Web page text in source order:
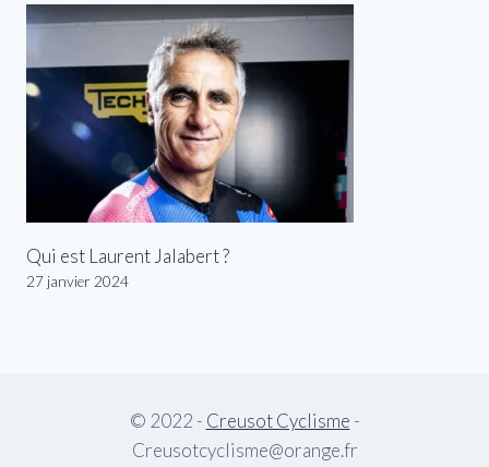
Qui est Laurent Jalabert ?
27 janvier 2024
© 2022 - Creusot Cyclisme -
Creusotcyclisme@orange.fr